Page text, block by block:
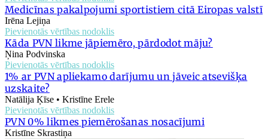
Medicīnas pakalpojumi sportistiem citā Eiropas valstī
Irēna Lejiņa
Pievienotās vērtības nodoklis
Kāda PVN likme jāpiemēro, pārdodot māju?
Ņina Podvinska
Pievienotās vērtības nodoklis
1% ar PVN apliekamo darījumu un jāveic atsevišķa
uzskaite?
Natālija Ķīse • Kristīne Erele
Pievienotās vērtības nodoklis
PVN 0% likmes piemērošanas nosacījumi
Kristīne Skrastiņa